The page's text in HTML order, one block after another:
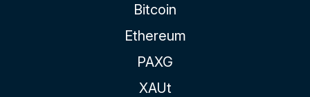
Bitcoin
Ethereum
PAXG
XAUt